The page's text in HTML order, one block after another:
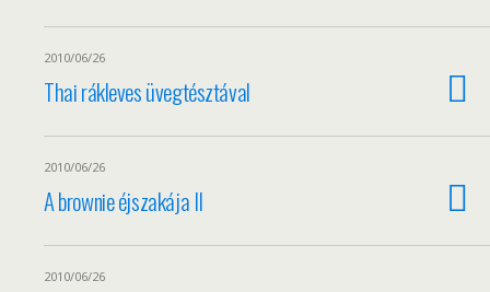
2010/06/26
Thai rákleves üvegtésztával
2010/06/26
A brownie éjszakája II
2010/06/26